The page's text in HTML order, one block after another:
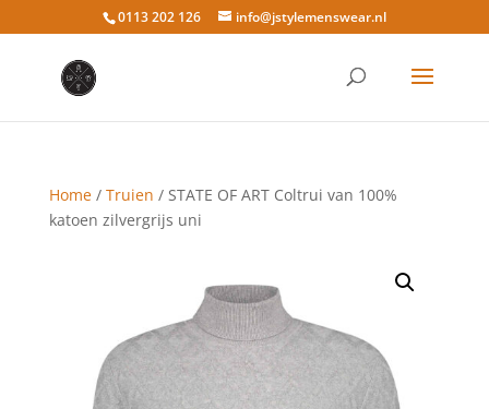
0113 202 126 info@jstylemenswear.nl
Home/ Truien / STATE OF ART Coltrui van 100%
katoen zilvergrijs uni